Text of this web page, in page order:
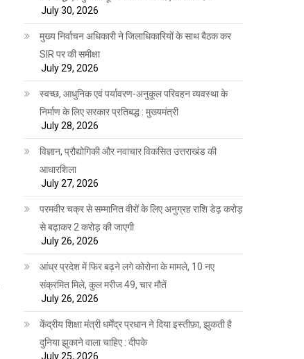
July 30, 2026
मुख्य निर्वाचन अधिकारी ने जिलाधिकारियों के साथ बैठक कर
SIR पर की समीक्षा
July 29, 2026
स्वच्छ, आधुनिक एवं पर्यावरण-अनुकूल परिवहन व्यवस्था के
निर्माण के लिए सरकार प्रतिबद्ध : मुख्यमंत्री
July 28, 2026
विज्ञान, प्रौद्योगिकी और नवाचार विकसित उत्तराखंड की
आधारशिला
July 27, 2026
परमवीर चक्र से सम्मानित वीरों के लिए अनुग्रह राशि डेढ़ करोड़
से बढ़ाकर 2 करोड़ की जाएगी
July 26, 2026
आंध्र प्रदेश में फिर बढ़ने लगे कोरोना के मामले, 10 नए
संक्रमित मिले, कुल मरीज 49, चार मौतें
July 26, 2026
केंद्रीय शिक्षा मंत्री धर्मेंद्र प्रधान ने दिया इस्तीफ़ा, झुकती है
दुनिया झुकाने वाला चाहिए : दीपके
July 25, 2026